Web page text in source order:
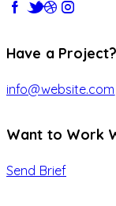
Have a Project?
info@website.com
Want to Work
Send Brief